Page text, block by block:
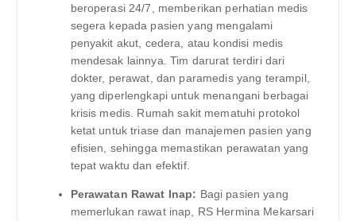
beroperasi 24/7, memberikan perhatian medis
segera kepada pasien yang mengalami
penyakit akut, cedera, atau kondisi medis
mendesak lainnya. Tim darurat terdiri dari
dokter, perawat, dan paramedis yang terampil,
yang diperlengkapi untuk menangani berbagai
krisis medis. Rumah sakit mematuhi protokol
ketat untuk triase dan manajemen pasien yang
efisien, sehingga memastikan perawatan yang
tepat waktu dan efektif.
Perawatan Rawat Inap: Bagi pasien yang
memerlukan rawat inap, RS Hermina Mekarsari